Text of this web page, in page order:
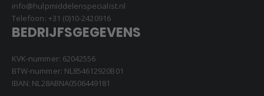
info@hulpmiddelenspecialist.nl
Telefoon: +31 (0)10-2420916
BEDRIJFSGEGEVENS
KVK-nummer: 62042556
BTW-nummer: NL854612920B01
IBAN: NL28ABNA0506449181